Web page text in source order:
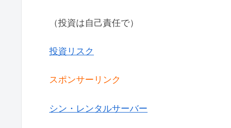
（投資は自己責任で）
投資リスク
スポンサーリンク
シン・レンタルサーバー